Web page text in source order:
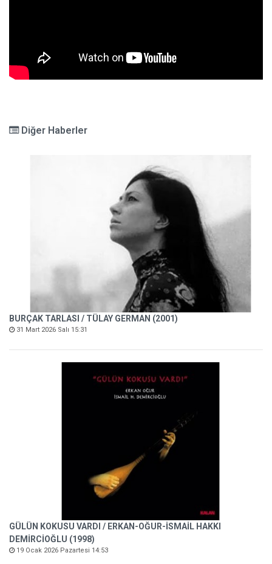
Diğer Haberler
BURÇAK TARLASI / TÜLAY GERMAN (2001)
31 Mart 2026 Salı 15:31
GÜLÜN KOKUSU VARDI / ERKAN-OĞUR-İSMAİL HAKKI
DEMİRCİOĞLU (1998)
19 Ocak 2026 Pazartesi 14:53